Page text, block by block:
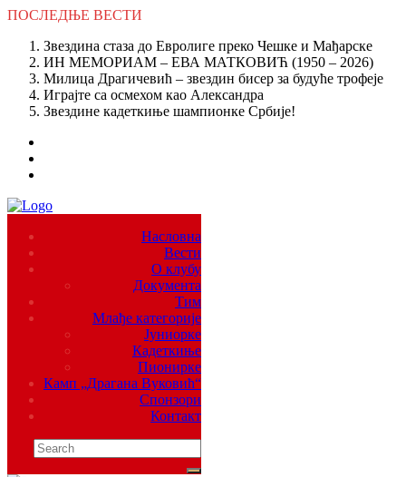
ПОСЛЕДЊЕ ВЕСТИ
Звездина стаза до Евролиге преко Чешке и Мађарске
ИН МЕМОРИАМ – ЕВА МАТКОВИЋ (1950 – 2026)
Милица Драгичевић – звездин бисер за будуће трофеје
Играјте са осмехом као Александра
Звездине кадеткиње шампионке Србије!
Насловна
Вести
О клубу
Документа
Тим
Млађе категорије
Јуниорке
Кадеткиње
Пионирке
Камп „Драгана Вуковић“
Спонзори
Контакт